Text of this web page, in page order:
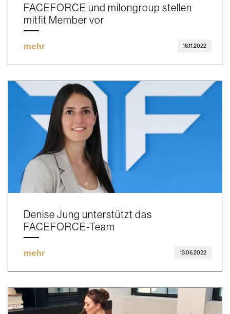
FACEFORCE und milongroup stellen
mitfit Member vor
mehr 16.11.2022
Denise Jung unterstützt das
FACEFORCE-Team
mehr 13.06.2022